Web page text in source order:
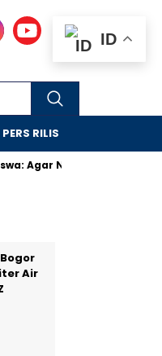
PERS RILIS
Agar Nyaman di Sekolah
Air
ID